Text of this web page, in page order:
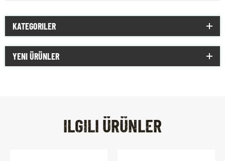
KATEGORILER
YENI ÜRÜNLER
ILGILI ÜRÜNLER